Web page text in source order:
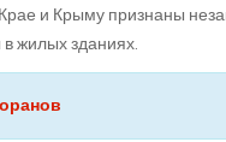
и Крыму признаны
жилых зданиях.